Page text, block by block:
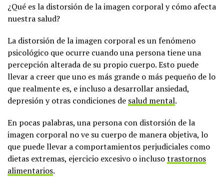
¿Qué es la distorsión de la imagen corporal y cómo afecta
nuestra salud?
La distorsión de la imagen corporal es un fenómeno
psicológico que ocurre cuando una persona tiene una
percepción alterada de su propio cuerpo. Esto puede
llevar a creer que uno es más grande o más pequeño de lo
que realmente es, e incluso a desarrollar ansiedad,
depresión y otras condiciones de salud mental.
En pocas palabras, una persona con distorsión de la
imagen corporal no ve su cuerpo de manera objetiva, lo
que puede llevar a comportamientos perjudiciales como
dietas extremas, ejercicio excesivo o inclusotrastornos
alimentarios.